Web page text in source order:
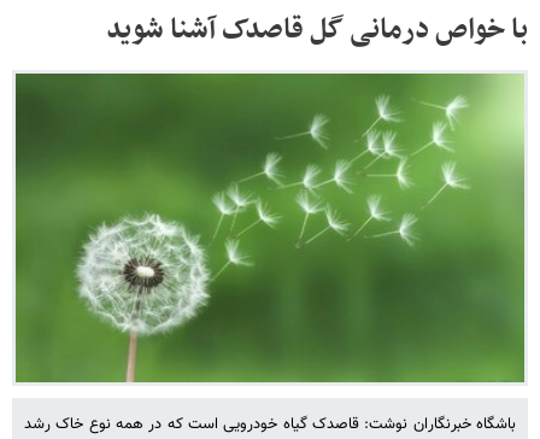
با خواص درمانی گل قاصدک آشنا شوید
باشگاه خبرنگاران نوشت: قاصدک گیاه خودرویی است که در همه نوع خاک رشد